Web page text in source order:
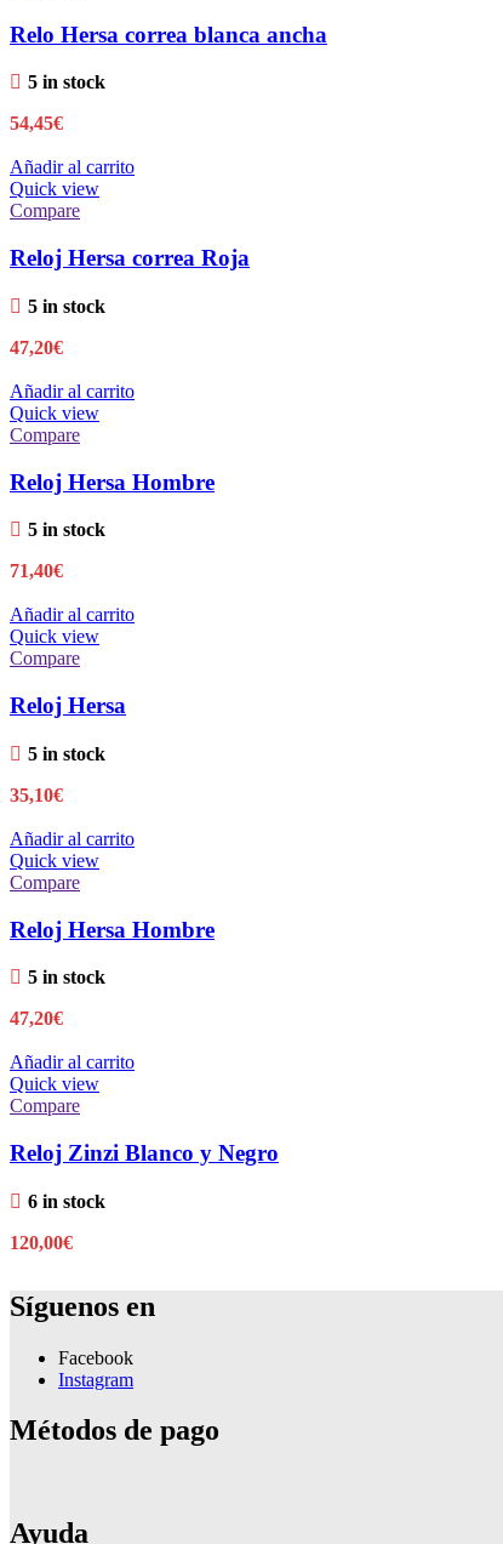
Relo Hersa correa blanca ancha
5 in stock
54,45€
Añadir al carrito
Quick view
Compare
Reloj Hersa correa Roja
5 in stock
47,20€
Añadir al carrito
Quick view
Compare
Reloj Hersa Hombre
5 in stock
71,40€
Añadir al carrito
Quick view
Compare
Reloj Hersa
5 in stock
35,10€
Añadir al carrito
Quick view
Compare
Reloj Hersa Hombre
5 in stock
47,20€
Añadir al carrito
Quick view
Compare
Reloj Zinzi Blanco y Negro
6 in stock
120,00€
Síguenos en
Facebook
Instagram
Métodos de pago
Ayuda